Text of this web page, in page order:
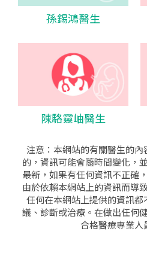
孫錫鴻醫生
陳駱靈岫醫生
注意：本網站的有關醫生的
的，資訊可能會隨時間變化，
最新，如果有任何資訊不正確
由於依賴本網站上的資訊而導
任何在本網站上提供的資訊
議、診斷或治療。在做出任何
合格醫療專業人